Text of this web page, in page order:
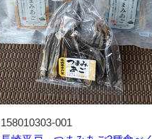
158010303-001